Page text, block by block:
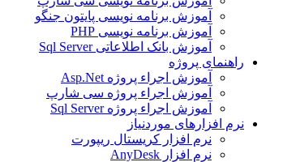
آموزش برنامه نویسی پایتون جنگو
آموزش برنامه نویسی PHP
آموزش بانک اطلاعاتی Sql Server
راهنمای پروژه
آموزش اجراء پروژه Asp.Net
آموزش اجراء پروژه سی شارپ
آموزش اجراء پروژه Sql Server
نرم افزارهای موردنیاز
نرم افزار کریستال ریپورت
نرم افزار AnyDesk